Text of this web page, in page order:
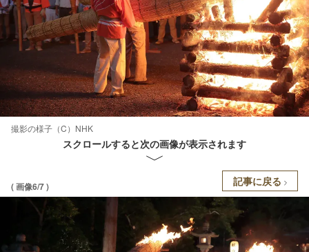
撮影の様子（C）NHK
スクロールすると次の画像が表示されます
( 画像6/7 ) 記事に戻る